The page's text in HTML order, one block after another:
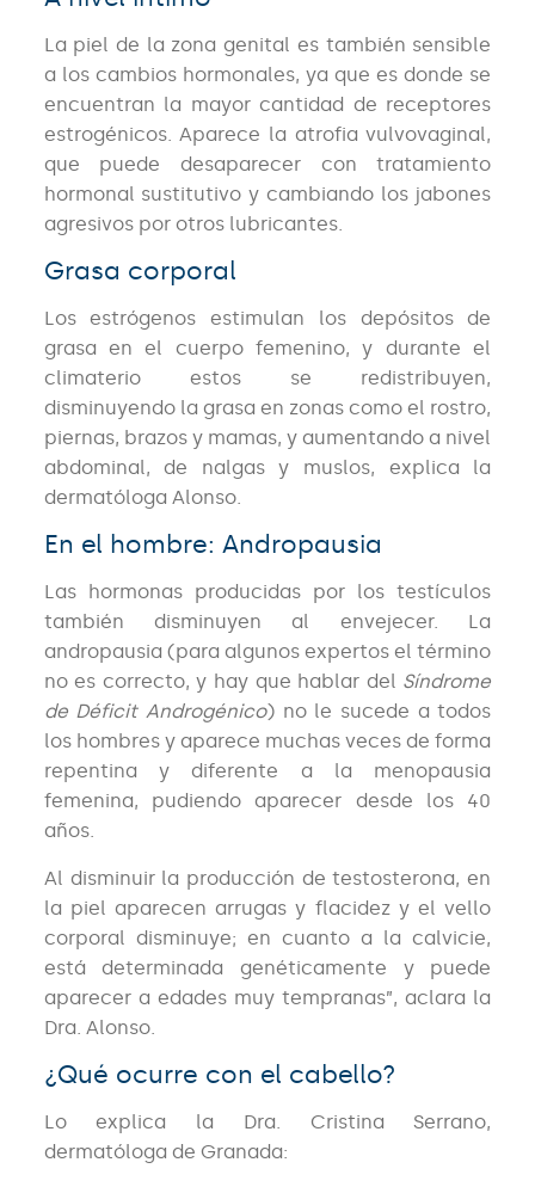
La piel de la zona genital es también sensible
a los cambios hormonales, ya que es donde se
encuentran la mayor cantidad de receptores
estrogénicos. Aparece la atrofia vulvovaginal,
que puede desaparecer con tratamiento
hormonal sustitutivo y cambiando los jabones
agresivos por otros lubricantes.
Grasa corporal
Los estrógenos estimulan los depósitos de
grasa en el cuerpo femenino, y durante el
climaterio estos se redistribuyen,
disminuyendo la grasa en zonas como el rostro,
piernas, brazos y mamas, y aumentando a nivel
abdominal, de nalgas y muslos, explica la
dermatóloga Alonso.
En el hombre: Andropausia
Las hormonas producidas por los testículos
también disminuyen al envejecer. La
andropausia (para algunos expertos el término
no es correcto, y hay que hablar del Síndrome
de Déficit Androgénico) no le sucede a todos
los hombres y aparece muchas veces de forma
repentina y diferente a la menopausia
femenina, pudiendo aparecer desde los 40
años.
Al disminuir la producción de testosterona, en
la piel aparecen arrugas y flacidez y el vello
corporal disminuye; en cuanto a la calvicie,
está determinada genéticamente y puede
aparecer a edades muy tempranas”, aclara la
Dra. Alonso.
¿Qué ocurre con el cabello?
Lo explica la Dra. Cristina Serrano,
dermatóloga de Granada: